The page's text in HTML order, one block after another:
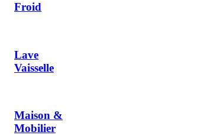
Froid
Lave
Vaisselle
Maison &
Mobilier